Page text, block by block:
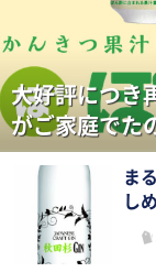
大好評につき
がご家庭でた
ま
し